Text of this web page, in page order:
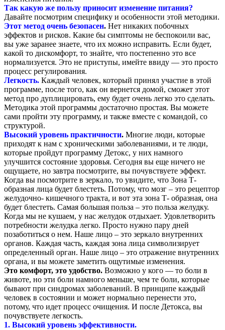
Так какую же пользу приносит изменение питания?
Давайте посмотрим специфику и особенности этой методики.
Этот метод очень безопасен. Нет никаких побочных
эффектов и рисков. Какие бы симптомы не беспокоили вас,
вы уже заранее знаете, что их можно исправить. Если будет,
какой то дискомфорт, то знайте, что постепенно это все
нормализуется. Это не приступы, имейте ввиду — это просто
процесс регулирования.
Легкость. Каждый человек, который принял участие в этой
программе, после того, как он вернется домой, сможет этот
метод про дуплицировать, ему будет очень легко это сделать.
Методика этой программы достаточно простая. Вы можете
сами пройти эту программу, и также вместе с командой, со
структурой.
Высокий уровень практичности. Многие люди, которые
приходят к нам с хроническими заболеваниями, и те люди,
которые пройдут программу Детокс, у них намного
улучшится состояние здоровья. Сегодня вы еще ничего не
ощущаете, но завтра посмотрите, вы почувствуете эффект.
Когда вы посмотрите в зеркало, то увидите, что Зона Т-
образная лица будет блестеть. Потому, что мозг – это рецептор
желудочно- кишечного тракта, и вот эта зона Т- образная, она
будет блестеть. Самая большая польза – это польза желудку.
Когда мы не кушаем, у нас желудок отдыхает. Удовлетворить
потребности желудка легко. Просто нужно пару дней
позаботиться о нем. Наше лицо – это зеркало внутренних
органов. Каждая часть, каждая зона лица символизирует
определенный орган. Наше лицо – это отражение внутренних
органа, и вы можете заметить ощутимые изменения.
Это комфорт, это удобство. Возможно у кого — то боли в
животе, но эти боли намного меньше, чем те боли, которые
бывают при синдромах заболеваний. В принципе каждый
человек в состоянии и может нормально перенести это,
потому, что идет процесс очищения. И после Детокса, вы
почувствуете легкость.
1. Высокий уровень эффективности.